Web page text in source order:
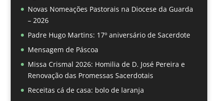
Novas Nomeações Pastorais na Diocese da Guarda
– 2026
Padre Hugo Martins: 17º aniversário de Sacerdote
Mensagem de Páscoa
Missa Crismal 2026: Homilia de D. José Pereira e
Renovação das Promessas Sacerdotais
Receitas cá de casa: bolo de laranja